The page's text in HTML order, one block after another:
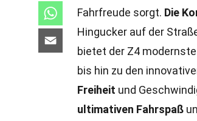
Fahrfreude sorgt. Die
Hingucker auf der
bietet der Z4 modernste
bis hin zu den
Freiheit und
ultimativen Fahrspaß